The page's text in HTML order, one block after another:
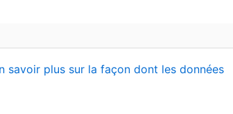
savoir plus sur la façon dont les données